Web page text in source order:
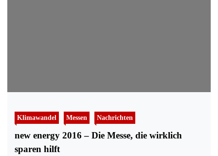
Klimawandel Messen Nachrichten
new energy 2016 – Die Messe, die wirklich
sparen hilft